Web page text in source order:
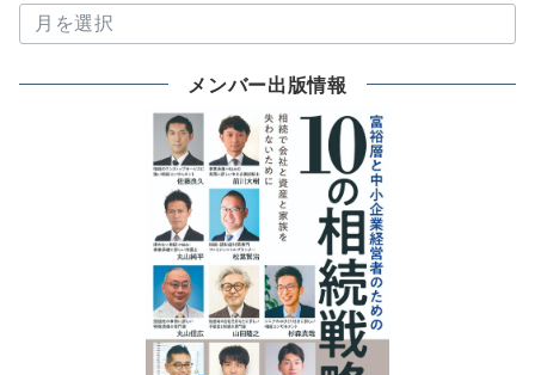
去
メンバー出版情報